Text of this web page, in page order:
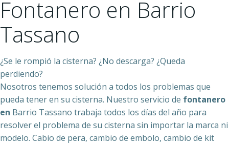
Fontanero en Barrio
Tassano
¿Se le rompió la cisterna? ¿No descarga? ¿Queda
perdiendo?
Nosotros tenemos solución a todos los problemas que
pueda tener en su cisterna. Nuestro servicio de fontanero
en Barrio Tassano trabaja todos los días del año para
resolver el problema de su cisterna sin importar la marca ni
modelo. Cabio de pera, cambio de embolo, cambio de kit